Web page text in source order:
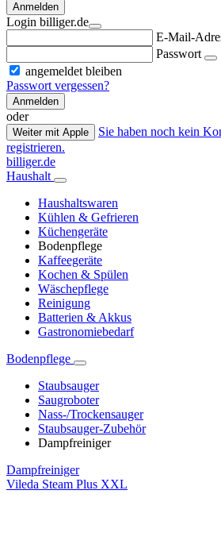
Anmelden
Login billiger.de
E-Mail-
Passwort
angemeldet bleiben
Passwort vergessen?
Anmelden
oder
Weiter mit Apple
Sie haben noch kein
registrieren.
billiger.de
Haushalt
Haushaltswaren
Kühlen & Gefrieren
Küchengeräte
Bodenpflege
Kaffeegeräte
Kochen & Spülen
Wäschepflege
Reinigung
Batterien & Akkus
Gastronomiebedarf
Bodenpflege
Staubsauger
Saugroboter
Nass-/Trockensauger
Staubsauger-Zubehör
Dampfreiniger
Dampfreiniger
Vileda Steam Plus XXL